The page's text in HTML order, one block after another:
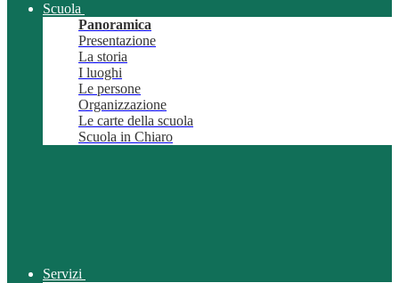
Scuola
Panoramica
Presentazione
La storia
I luoghi
Le persone
Organizzazione
Le carte della scuola
Scuola in Chiaro
Servizi